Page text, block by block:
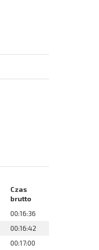
Czas
brutto
00:16:36
00:16:42
00:17:00